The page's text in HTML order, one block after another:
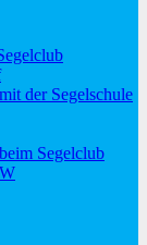
der Segelschule
Segelclub